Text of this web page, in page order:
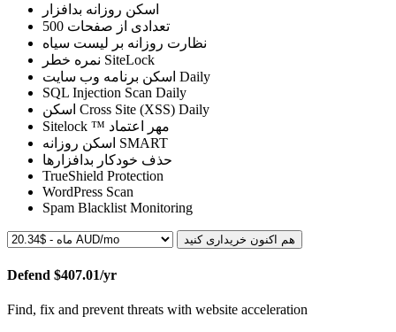
اسکن روزانه بدافزار
تعدادی از صفحات
نظارت روزانه بر لیست سیاه
نمره خطر SiteLock
اسکن برنامه وب سایت Daily
SQL Injection Scan Daily
اسکن Cross Site (XSS) Daily
Sitelock ™ مهر اعتماد
اسکن روزانه SMART
حذف خودکار بدافزارها
TrueShield Protection
WordPress Scan
Spam Blacklist Monitoring
هم اکنون خریداری کنید
Defend $407.01/yr
Find, fix and prevent threats with website acceleration